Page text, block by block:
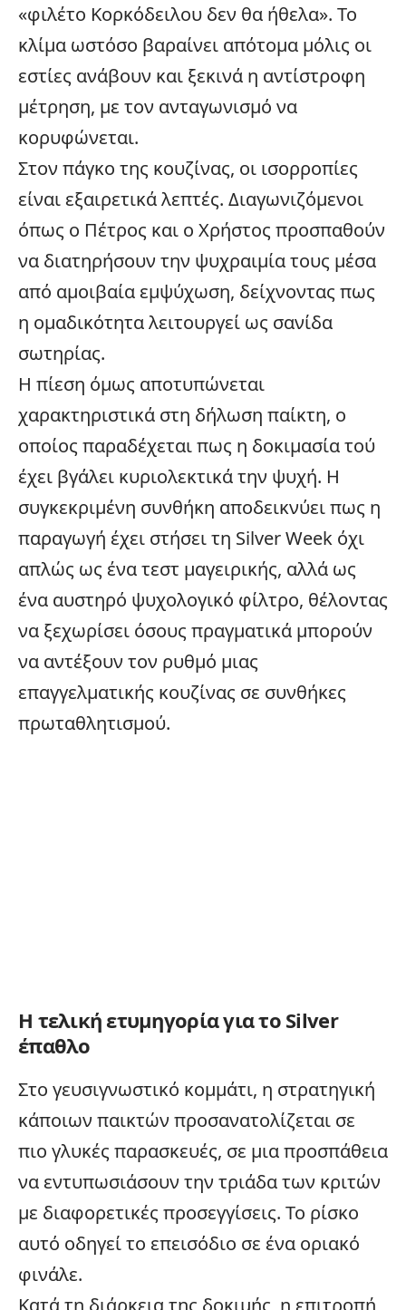
«φιλέτο Κορκόδειλου δεν θα ήθελα». Το
κλίμα ωστόσο βαραίνει απότομα μόλις οι
εστίες ανάβουν και ξεκινά η αντίστροφη
μέτρηση, με τον ανταγωνισμό να
κορυφώνεται.
Στον πάγκο της κουζίνας, οι ισορροπίες
είναι εξαιρετικά λεπτές. Διαγωνιζόμενοι
όπως ο Πέτρος και ο Χρήστος προσπαθούν
να διατηρήσουν την ψυχραιμία τους μέσα
από αμοιβαία εμψύχωση, δείχνοντας πως
η ομαδικότητα λειτουργεί ως σανίδα
σωτηρίας.
Η πίεση όμως αποτυπώνεται
χαρακτηριστικά στη δήλωση παίκτη, ο
οποίος παραδέχεται πως η δοκιμασία τού
έχει βγάλει κυριολεκτικά την ψυχή. Η
συγκεκριμένη συνθήκη αποδεικνύει πως η
παραγωγή έχει στήσει τη Silver Week όχι
απλώς ως ένα τεστ μαγειρικής, αλλά ως
ένα αυστηρό ψυχολογικό φίλτρο, θέλοντας
να ξεχωρίσει όσους πραγματικά μπορούν
να αντέξουν τον ρυθμό μιας
επαγγελματικής κουζίνας σε συνθήκες
πρωταθλητισμού.
Η τελική ετυμηγορία για το Silver
έπαθλο
Στο γευσιγνωστικό κομμάτι, η στρατηγική
κάποιων παικτών προσανατολίζεται σε
πιο γλυκές παρασκευές, σε μια προσπάθεια
να εντυπωσιάσουν την τριάδα των κριτών
με διαφορετικές προσεγγίσεις. Το ρίσκο
αυτό οδηγεί το επεισόδιο σε ένα οριακό
φινάλε.
Κατά τη διάρκεια της δοκιμής, η επιτροπή